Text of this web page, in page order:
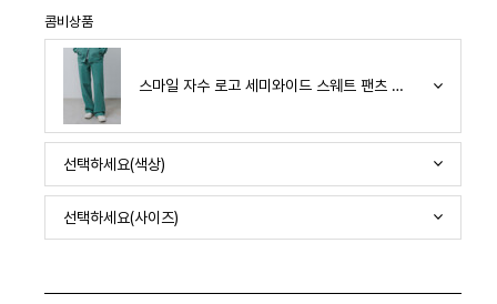
콤비상품
스마일 자수 로고 세미와이드 스웨트 팬츠 그린 BK9985
선택하세요(색상)
선택하세요(사이즈)